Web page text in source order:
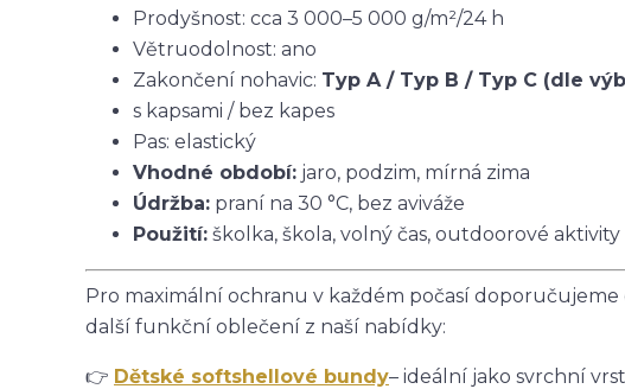
Prodyšnost: cca 3 000–5 000 g/m²/24 h
Větruodolnost: ano
Zakončení nohavic: Typ A / Typ B / Typ C (dle
s kapsami / bez kapes
Pas: elastický
Vhodné období: jaro, podzim, mírná zima
Údržba: praní na 30 °C, bez aviváže
Použití: školka, škola, volný čas, outdoorové aktivity
Pro maximální ochranu v každém počasí
další funkční oblečení z naší nabídky:
👉 Dětské softshellové bundy– ideální jako svrchní